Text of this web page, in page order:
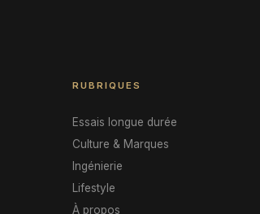
RUBRIQUES
Essais longue durée
Culture & Marques
Ingénierie
Lifestyle
À propos